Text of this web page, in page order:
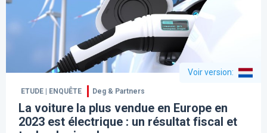
Voir version:
ETUDE | ENQUÊTE Deg & Partners
La voiture la plus vendue en Europe en
2023 est électrique : un résultat fiscal et